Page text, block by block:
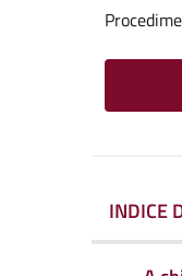
INDICE